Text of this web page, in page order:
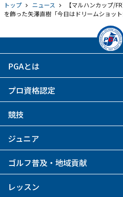
トップ ニュース
【マルハンカップ/
を飾った矢澤直樹「今日はドリームショット
PGAとは
プロ資格認定
競技
ジュニア
ゴルフ普及・地域貢献
レッスン